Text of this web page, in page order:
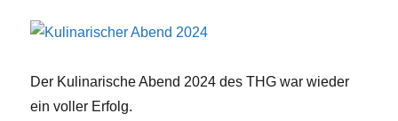
Der Kulinarische Abend 2024 des THG war wieder
ein voller Erfolg.